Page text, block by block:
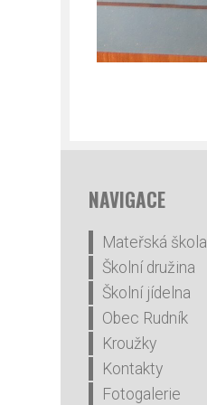
NAVIGACE
Mateřská škola
Školní družina
Školní jídelna
Obec Rudník
Kroužky
Kontakty
Fotogalerie